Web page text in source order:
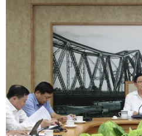
News24,DropBox,
Nhà sáng lập
khẳng định: “Với sản
một bộ phận người
trường có thể tiếp cận
cấp, điều mà họ không
những ứng dụngsẵn có